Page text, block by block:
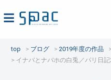
top ブログ 2019年度の作品
イナバとナバホの白兎／パリ日記